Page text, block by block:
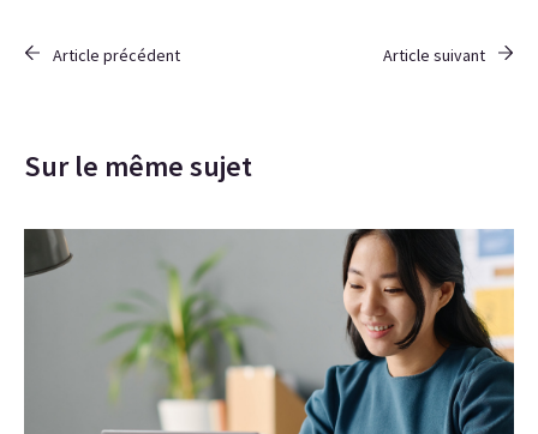
Article précédent Article suivant
Sur le même sujet